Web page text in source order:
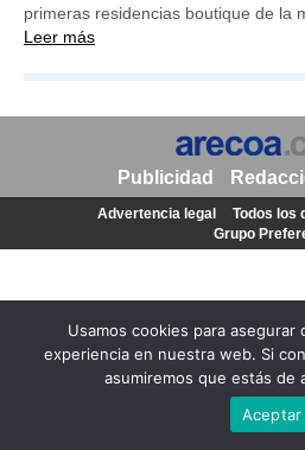
primeras residencias boutique de la
Leer más
Usamos cookies para asegurar
experiencia en nuestra web. Si
asumiremos que estás de
Aceptar
Publicidad
Advertencia legal
Todos los
Grupo